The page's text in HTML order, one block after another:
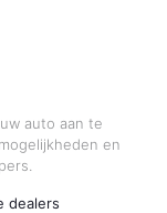
auto aan te
en
dealers